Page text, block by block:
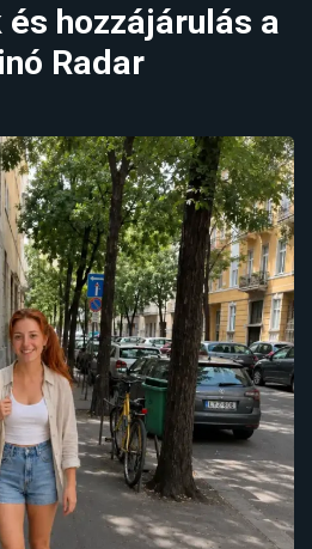
hozzájárulás a
Radar